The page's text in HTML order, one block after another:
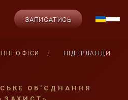
ЗАПИСАТИСЬ
ОФІСИ / НІДЕРЛАНДИ
ОБ'ЄДНАННЯ